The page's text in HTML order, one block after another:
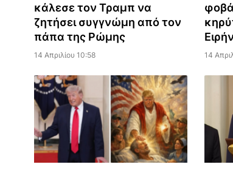
κάλεσε τον Τραμπ να
ζητήσει συγγνώμη από τον
πάπα της Ρώμης
14 Απριλίου 10:58 14